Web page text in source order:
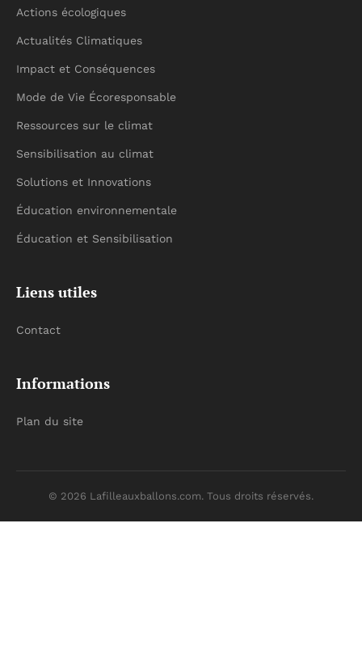
Actions écologiques
Actualités Climatiques
Impact et Conséquences
Mode de Vie Écoresponsable
Ressources sur le climat
Sensibilisation au climat
Solutions et Innovations
Éducation environnementale
Éducation et Sensibilisation
Liens utiles
Contact
Informations
Plan du site
© 2026 Lafilleauxballons.com. Tous droits réservés.